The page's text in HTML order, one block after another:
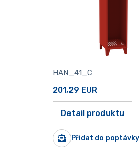
HAN_41_C
201,29 EUR
Detail produktu
Přidat do poptávky